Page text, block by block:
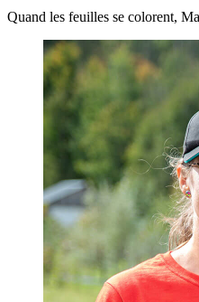
Quand les feuilles se colorent,